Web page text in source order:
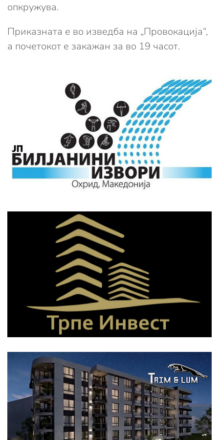
опкружува.
Приказната е во изведба на „Провокација“,
а почетокот е закажан за во 19 часот.